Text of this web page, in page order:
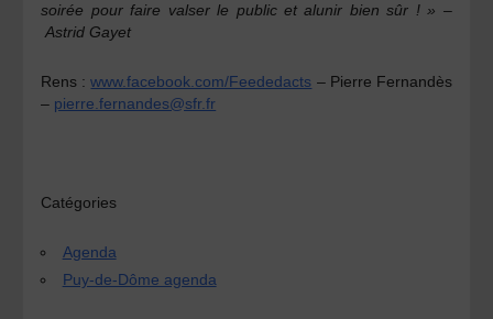
soirée pourfaire valser le public etalunir bien sûr ! » –
Astrid Gayet
Rens : www.facebook.com/Feededacts – Pierre Fernandès
– pierre.fernandes@sfr.fr
Catégories
Agenda
Puy-de-Dôme agenda